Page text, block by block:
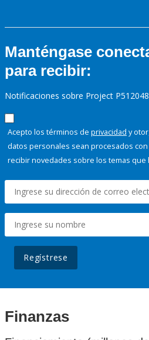
Manténgase
para recibir:
Notificaciones sobre Project P512048
Acepto los términos de privacidad y
datos personales sean procesados
recibir novedades sobre los temas que
Regístrese
Finanzas